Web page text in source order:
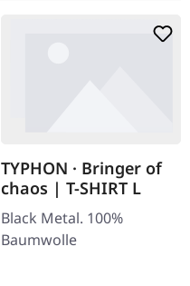
TYPHON · Bringer of
chaos | T-SHIRT L
Black Metal. 100%
Baumwolle